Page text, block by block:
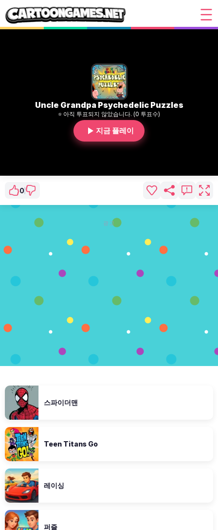
Uncle Grandpa Psychedelic Puzzles
⭐ 아직 투표되지 않았습니다. (0 투표수)
지금 플레이
0
광고
스파이더맨
Teen Titans Go
레이싱
퍼즐